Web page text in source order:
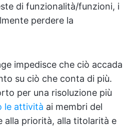
di funzionalità/funzioni, i
perdere la
impedisce che ciò accada
su ciò che conta di più.
per una risoluzione più
le attività ai membri del
alla priorità, alla titolarità e